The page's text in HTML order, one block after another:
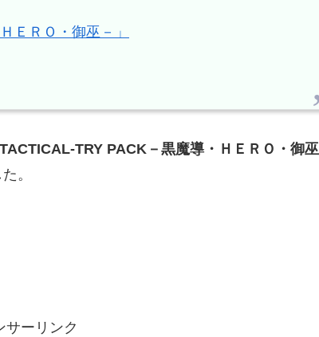
ＥＲＯ・御巫－」
TACTICAL-TRY PACK－黒魔導・ＨＥＲＯ・御巫
。
サーリンク